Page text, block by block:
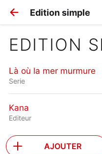
Edition simple
EDITION
Là où la mer murmure
Serie
Kana
Editeur
AJOUTER